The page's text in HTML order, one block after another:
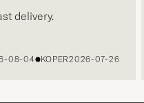
delivery.
08-04 KOPER2026-07-26